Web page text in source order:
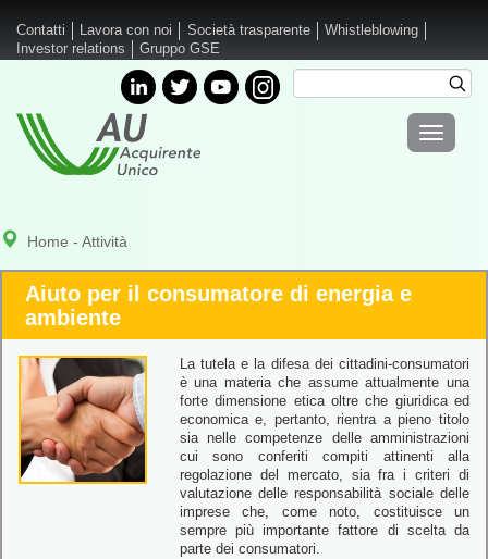
Contatti
Lavora con noi Società trasparente
Whistleblowing
Investor relations
Gruppo GSE
Form di
Toggle
Home - Attività
Aiuto per il consumatore di energia e
ambiente
La tutela e la difesa dei cittadini-consumatori
è una materia che assume attualmente una
forte dimensione etica oltre che giuridica ed
economica e, pertanto, rientra a pieno titolo
sia nelle competenze delle amministrazioni
cui sono conferiti compiti attinenti alla
regolazione del mercato, sia fra i criteri di
valutazione delle responsabilità sociale delle
imprese che, come noto, costituisce un
sempre più importante fattore di scelta da
parte dei consumatori.